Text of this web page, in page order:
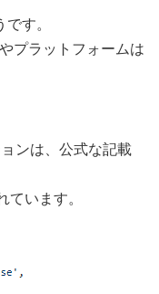
す。
プラットフォームは
ンは、公式な記載
ています。